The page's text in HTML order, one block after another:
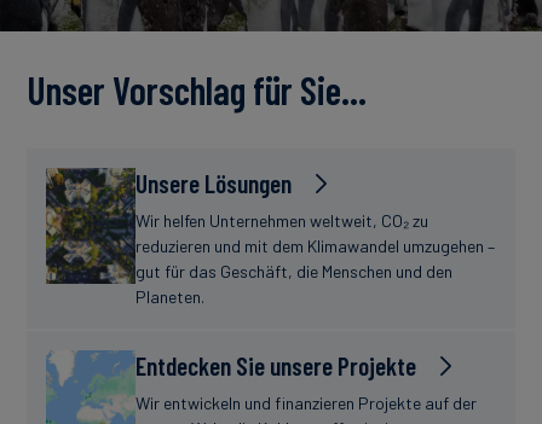
Unser Vorschlag für Sie…
Unsere Lösungen
Wir helfen Unternehmen weltweit, CO₂ zu
reduzieren und mit dem Klimawandel umzugehen –
gut für das Geschäft, die Menschen und den
Planeten.
Entdecken Sie unsere Projekte
Wir entwickeln und finanzieren Projekte auf der